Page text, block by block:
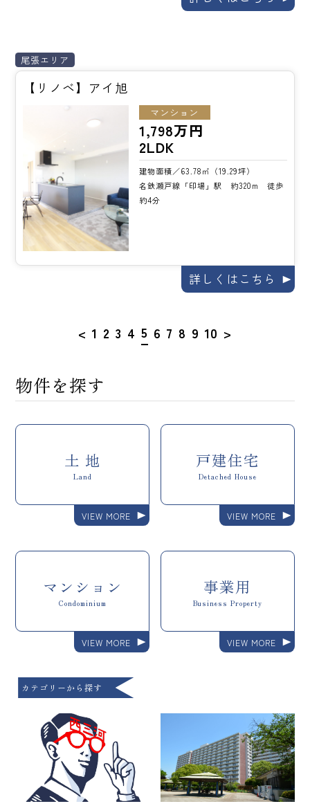
尾張エリア
【リノベ】アイ旭
マンション
1,798万円
2LDK
建物面積／63.78㎡（19.29坪）
名鉄瀬戸線「印場」駅 約320m 徒歩
約4分
詳しくはこちら
< 1 2 3 4 5 6 7 8 9 10 >
物件を探す
土 地
Land
VIEW MORE
戸建住宅
Detached House
VIEW MORE
マンション
Condominium
VIEW MORE
事業用
Business Property
VIEW MORE
カテゴリーから探す